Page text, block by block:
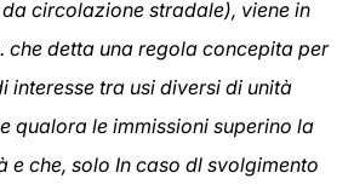
circolazione stradale), viene in
che detta una regola concepita per
interesse tra usi diversi di unità
qualora le immissioni superino la
e che, solo In caso dl svolgimento